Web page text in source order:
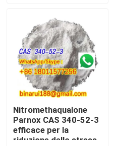
Video
Su di noi
Visita alla fabbrica
Controllo della qualità
Nitromethaqualone
Parnox CAS 340-52-3
efficace per la
riduzione dello stress